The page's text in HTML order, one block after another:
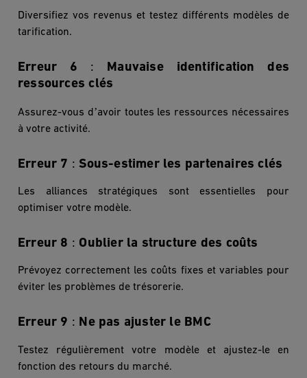
Diversifiez vos revenus et testez différents modèles de
tarification.
Erreur 6 : Mauvaise identification des
ressources clés
Assurez-vous d ’avoir toutes les ressources nécessaires
à votre activité.
Erreur 7 : Sous-estimer les partenaires clés
Les alliances stratégiques sont essentielles pour
optimiser votre mod èle.
Erreur 8 : Oublier la structure des coûts
Prévoyez correctement les coûts fixes et variables pour
éviter les problèmes de trésorerie.
Erreur 9 : Ne pas ajuster le BMC
Testez régulièrement votre mod èle et ajustez-le en
fonction des retours du marché.